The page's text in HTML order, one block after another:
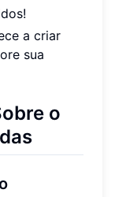
a criar
sua
o